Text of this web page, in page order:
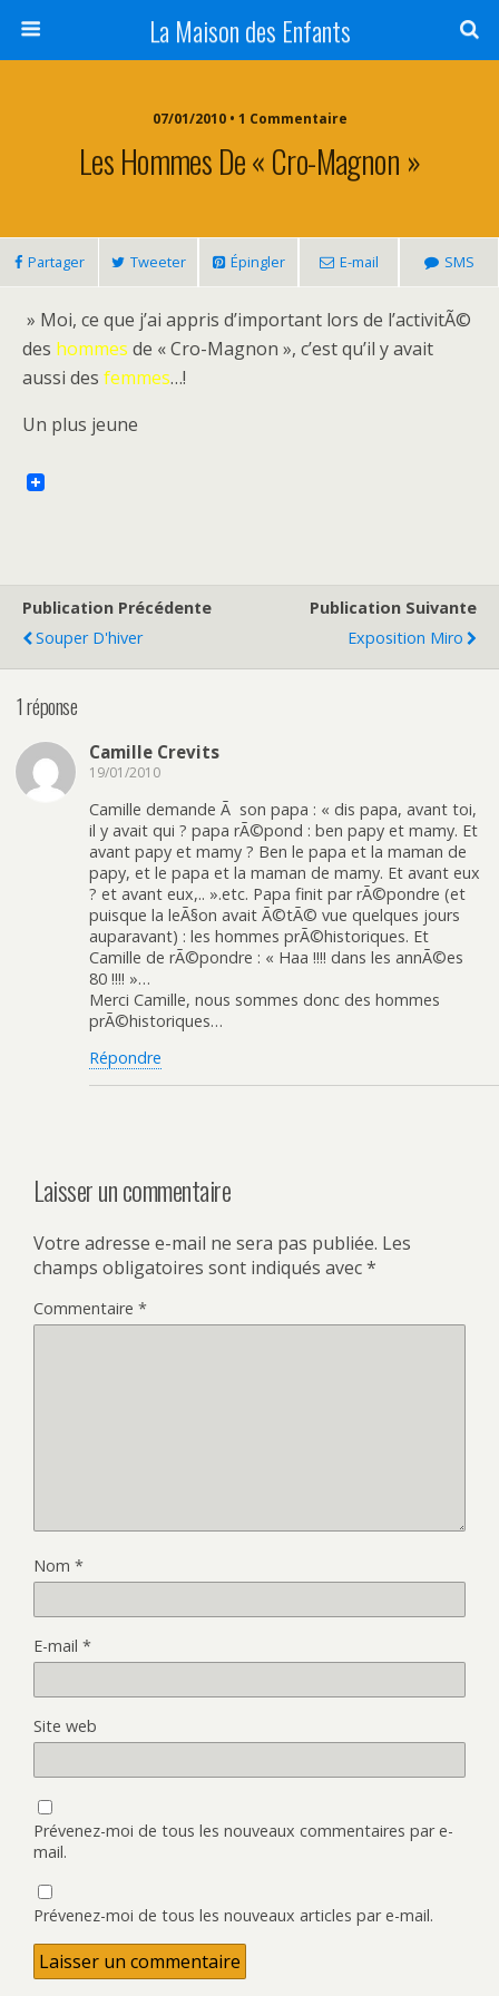
La Maison des Enfants
07/01/2010 • 1 Commentaire
Les Hommes De « Cro-Magnon »
Partager Tweeter Épingler E-mail SMS
» Moi, ce que j’ai appris d’important lors de l’activitÃ©
des hommes de « Cro-Magnon », c’est qu’il y avait
aussi des femmes…!
Un plus jeune
Publication Précédente
Souper D'hiver
Publication Suivante
Exposition Miro
1 réponse
Camille Crevits
19/01/2010
Camille demande Ã son papa : « dis papa, avant toi,
il y avait qui ? papa rÃ©pond : ben papy et mamy. Et
avant papy et mamy ? Ben le papa et la maman de
papy, et le papa et la maman de mamy. Et avant eux
? et avant eux,.. ».etc. Papa finit par rÃ©pondre (et
puisque la leÃ§on avait Ã©tÃ© vue quelques jours
auparavant) : les hommes prÃ©historiques. Et
Camille de rÃ©pondre : « Haa !!!! dans les annÃ©es
80 !!!! »…
Merci Camille, nous sommes donc des hommes
prÃ©historiques…
Répondre
Laisser un commentaire
Votre adresse e-mail ne sera pas publiée. Les
champs obligatoires sont indiqués avec*
Commentaire *
Nom *
E-mail *
Site web
Prévenez-moi de tous les nouveaux commentaires par e-
mail.
Prévenez-moi de tous les nouveaux articles par e-mail.